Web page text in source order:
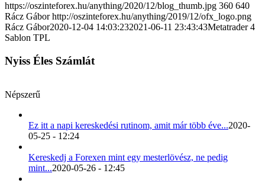
https://oszinteforex.hu/anything/2020/12/blog_thumb.jpg 360 640
Rácz Gábor http://oszinteforex.hu/anything/2019/12/ofx_logo.png
Rácz Gábor2020-12-04 14:03:232021-06-11 23:43:43Metatrader 4
Sablon TPL
Nyiss Éles Számlát
Népszerű
Ez itt a napi kereskedési rutinom, amit már több éve...2020-
05-25 - 12:24
Kereskedj a Forexen mint egy mesterlövész, ne pedig
mint...2020-05-26 - 12:45